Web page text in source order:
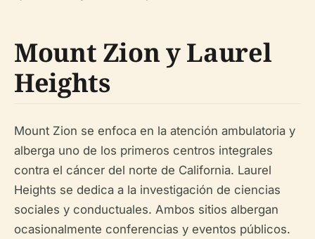
Mount Zion y Laurel
Heights
Mount Zion se enfoca en la atención ambulatoria y
alberga uno de los primeros centros integrales
contra el cáncer del norte de California. Laurel
Heights se dedica a la investigación de ciencias
sociales y conductuales. Ambos sitios albergan
ocasionalmente conferencias y eventos públicos.